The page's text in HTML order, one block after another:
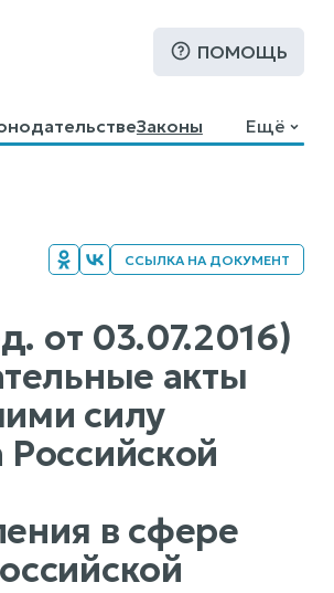
ПОМОЩЬ
Законы
Ещё
ССЫЛКА НА ДОКУМЕНТ
от 03.07.2016)
акты
силу
в сфере